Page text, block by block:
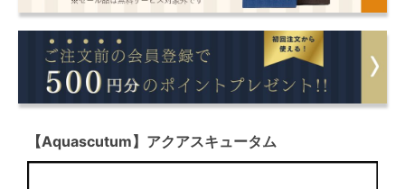
【Aquascutum】アクアスキュータム